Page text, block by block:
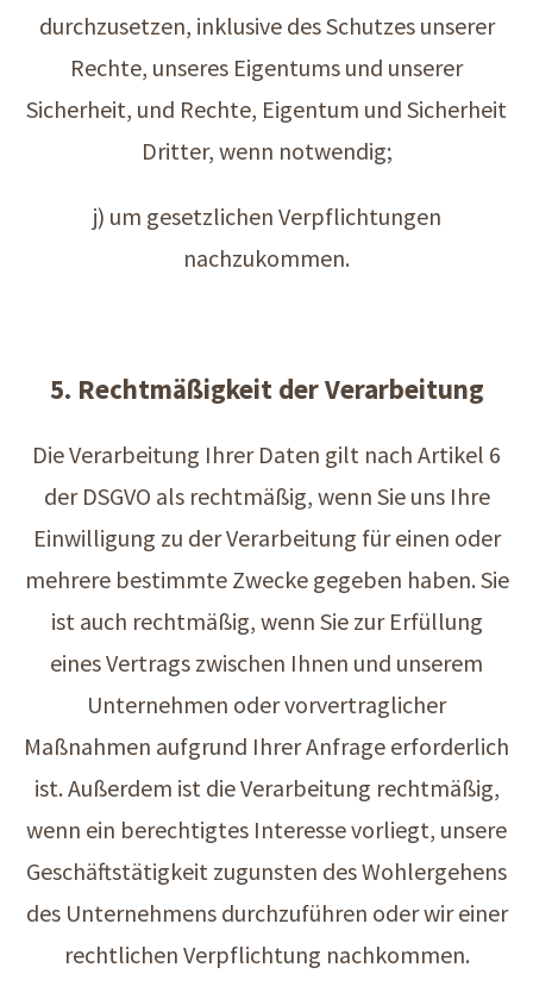
durchzusetzen, inklusive des Schutzes unserer
Rechte, unseres Eigentums und unserer
Sicherheit, und Rechte, Eigentum und Sicherheit
Dritter, wenn notwendig;
j) um gesetzlichen Verpflichtungen
nachzukommen.
5. Rechtmäßigkeit der Verarbeitung
Die Verarbeitung Ihrer Daten gilt nach Artikel 6
der DSGVO als rechtmäßig, wenn Sie uns Ihre
Einwilligung zu der Verarbeitung für einen oder
mehrere bestimmte Zwecke gegeben haben. Sie
ist auch rechtmäßig, wenn Sie zur Erfüllung
eines Vertrags zwischen Ihnen und unserem
Unternehmen oder vorvertraglicher
Maßnahmen aufgrund Ihrer Anfrage erforderlich
ist. Außerdem ist die Verarbeitung rechtmäßig,
wenn ein berechtigtes Interesse vorliegt, unsere
Geschäftstätigkeit zugunsten des Wohlergehens
des Unternehmens durchzuführen oder wir einer
rechtlichen Verpflichtung nachkommen.